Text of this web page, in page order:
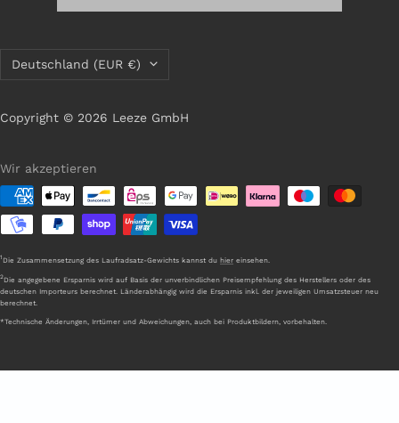
Land/Region Deutschland (EUR €)
Copyright © 2026 Leeze GmbH
Wir akzeptieren
1 Die Zusammensetzung des Laufradsatz-Gewichts kannst du hier einsehen.
2Die angegebene Ersparnis wird auf Basis der unverbindlichen Preisempfehlung des Herstellers oder des
deutschen Importeurs berechnet. Länderabhängig wird die Ersparnis inkl. der jeweiligen Umsatzsteuer neu
berechnet.
*Technische Änderungen, Irrtümer und Abweichungen, auch bei Produktbildern, vorbehalten.